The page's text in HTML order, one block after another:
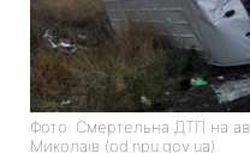
Фото: Смертельна ДТП на
Миколаїв (od.npu.gov.ua)